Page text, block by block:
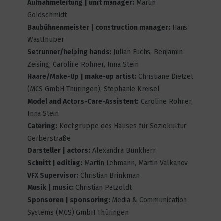
I am a Genius!
1 4375
Treuen
1 3401
Trash of Society
Vonne Ike – Die Intuition ist
manchmal klüger als man selbst
2 8728
Aufnahmeleitung | unit manager: Martin
Goldschmidt
Baubühnenmeister | construction manager: Hans
Wastlhuber
Setrunner/helping hands: Julian Fuchs, Benjamin
Zeising, Caroline Rohner, Inna Stein
Haare/Make-Up | make-up artist: Christiane Dietzel
(MCS GmbH Thüringen), Stephanie Kreisel
Model and Actors-Care-Assistent: Caroline Rohner,
Inna Stein
Catering: Kochgruppe des Hauses für Soziokultur
Gerberstraße
Darsteller | actors: Alexandra Bunkherr
Schnitt | editing: Martin Lehmann, Martin Valkanov
VFX Supervisor: Christian Brinkman
Musik | music: Christian Petzoldt
Sponsoren | sponsoring: Media & Communication
Systems (MCS) GmbH Thüringen